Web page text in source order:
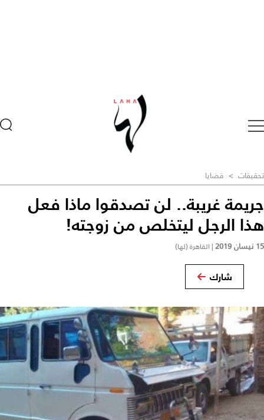
تحقيقات > قضايا
جريمة غريبة.. لن تصدقوا ماذا فعل
هذا الرجل ليتخلص من زوجته!
15 نيسان 2019 | القاهرة (لها)
شارك